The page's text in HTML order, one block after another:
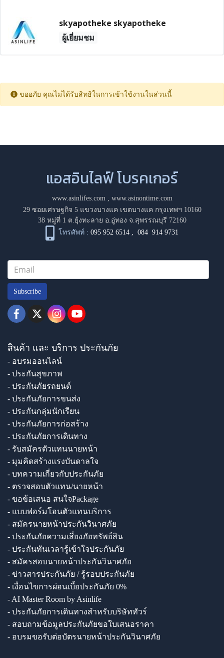
skyapotheke skyapotheke
ผู้เยี่ยมชม
ขออภัย คุณไม่ได้รับสิทธิในการเข้าใช้งานในส่วนนี้
แอสอินไลฟ์ โบรคเกอร์
www.asinlifes.com, www.asinontime.com
29 ซอยเศรษฐกิจ 5 แขวงบางแค เขตบางแค กรุงเทพฯ 10160
38 หมู่ที่ 1 ต.ยุ้งทะลาย อ.อู่ทอง จ.สุพรรณบุรี 72160
โทรศัพท์ : 095 952 6514 ,084 914 9731
Subscribe
สินค้า และ บริการ ประกันภัย
- อบรมออนไลน์
- ประกันสุขภาพ
- ประกันภัยรถยนต์
- ประกันภัยการขนส่ง
- ประกันกลุ่มนักเรียน
- ประกันภัยการก่อสร้าง
- ประกันภัยการเดินทาง
- รับสมัครตัวแทนนายหน้า
- มุมคิดสร้างแรงบันดาลใจ
- บทความเกี่ยวกับประกันภัย
- ตรวจสอบตัวแทน/นายหน้า
- ขอข้อเสนอ สนใจPackage
- แบบฟอร์มโอนตัวแทนบริการ
- สมัครนายหน้าประกันวินาศภัย
- ประกันภัยความเสี่ยงภัยทรัพย์สิน
- ประกันทันเวลารู้เข้าใจประกันภัย
- สมัครสอบนายหน้าประกันวินาศภัย
- ข่าวสารประกันภัย / รู้รอบประกันภัย
- เงื่อนไขการผ่อนเบี้ยประกันภัย 0%
- AI Master Room by Asinlife
- ประกันภัยการเดินทางสำหรับบริษัททัวร์
- สอบถามข้อมูลประกันภัยขอใบเสนอราคา
- อบรมขอรับต่อบัตรนายหน้าประกันวินาศภัย